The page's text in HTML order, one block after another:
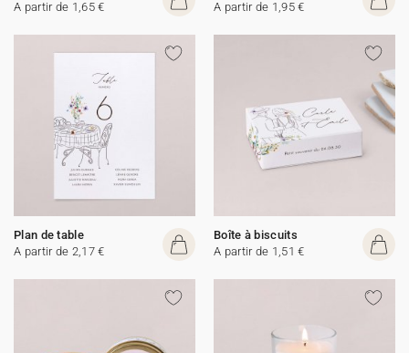
A partir de 1,65 €
A partir de 1,95 €
Plan de table
A partir de 2,17 €
Boîte à biscuits
A partir de 1,51 €